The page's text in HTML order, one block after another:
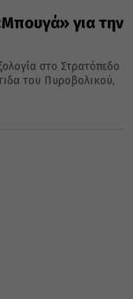
για την
στο Στρατόπεδο
του Πυροβολικού,